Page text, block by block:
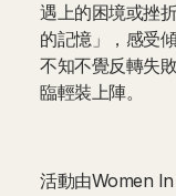
遇上的困境或挫
的記憶」，感受
不知不覺反轉失
臨輕裝上陣。
活動由Women